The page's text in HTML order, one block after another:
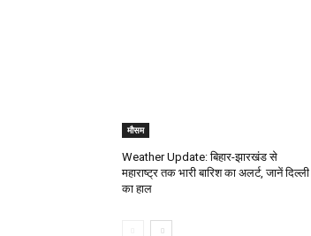
मौसम
Weather Update: बिहार-झारखंड से
महाराष्ट्र तक भारी बारिश का अलर्ट, जानें दिल्ली
का हाल